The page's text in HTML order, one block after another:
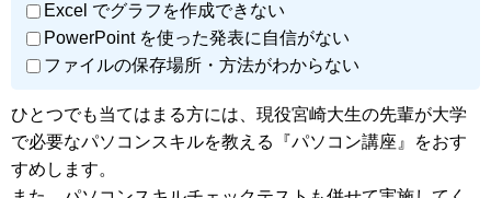
Excel でグラフを作成できない
PowerPoint を使った発表に自信がない
ファイルの保存場所・方法がわからない
ひとつでも当てはまる方には、現役宮崎大生の先輩が大学
で必要なパソコンスキルを教える『パソコン講座』をおす
すめします。